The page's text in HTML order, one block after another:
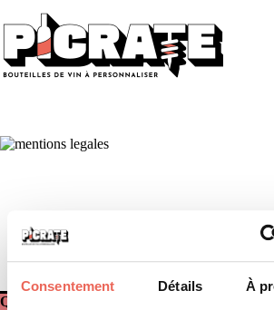
Consentement Détails À
QUI SOMMES-NOUS